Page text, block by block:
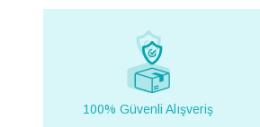
100% Güvenli Alışveriş